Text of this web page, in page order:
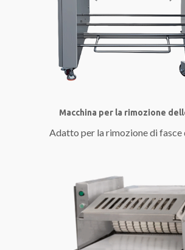
Macchina per la rimozione
Adatto per la rimozione di fasce